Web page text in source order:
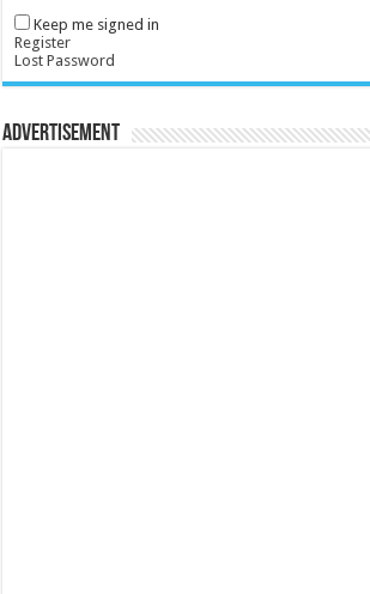
Keep me signed in
Register
Lost Password
Advertisement